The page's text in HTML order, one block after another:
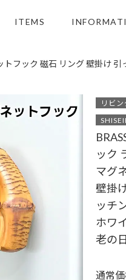
ITEMS
フック 磁石 リング 壁掛け
リビ
ック
マグ
壁掛
ッチ
ホワ
老の
通常